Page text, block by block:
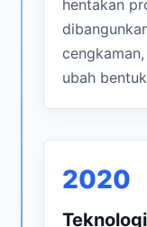
hentakan
ubah
2020